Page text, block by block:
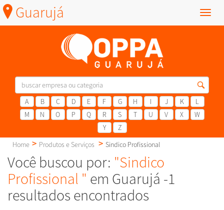
Menu
Guarujá
A B C D E F G H I J K
L
M
N O P Q R S T U V X
W
Y
Z
Home
Produtos e Serviços Sindico Profissional
Você buscou por: "Sindico
Profissional " em Guarujá -1
resultados encontrados